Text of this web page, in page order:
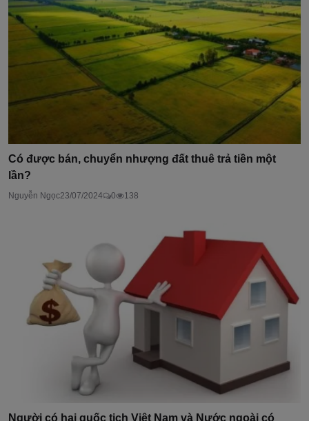
Có được bán, chuyển nhượng đất thuê trả tiền một
lần?
Nguyễn Ngọc23/07/2024 0 138
Người có hai quốc tịch Việt Nam và Nước ngoài có